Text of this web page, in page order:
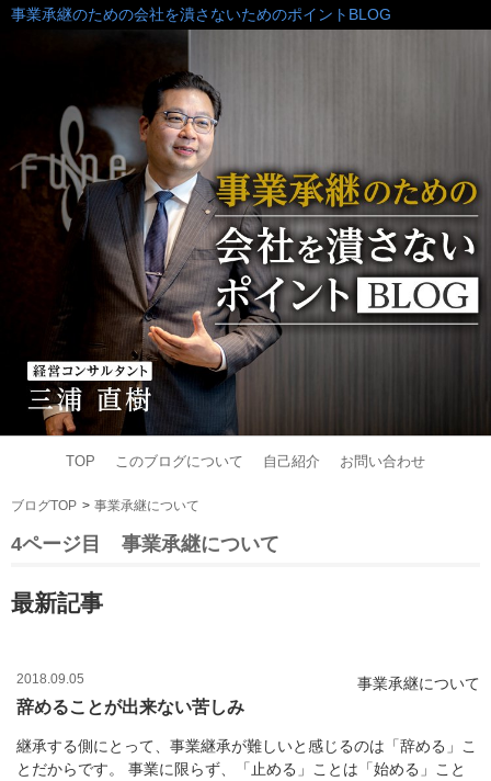
事業承継のための会社を潰さないためのポイントBLOG
TOP このブログについて 自己紹介 お問い合わせ
ブログTOP 事業承継について
4ページ目 事業承継について
最新記事
2018.09.05 事業承継について
辞めることが出来ない苦しみ
継承する側にとって、事業継承が難しいと感じるのは「辞める」こ
とだからです。 事業に限らず、「止める」ことは「始める」こと